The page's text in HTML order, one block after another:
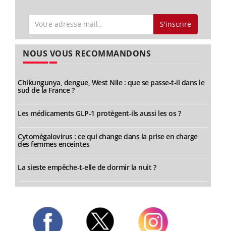
S'inscrire
NOUS VOUS RECOMMANDONS
Chikungunya, dengue, West Nile : que se passe-t-il dans le
sud de la France ?
Les médicaments GLP-1 protègent-ils aussi les os ?
Cytomégalovirus : ce qui change dans la prise en charge
des femmes enceintes
La sieste empêche-t-elle de dormir la nuit ?